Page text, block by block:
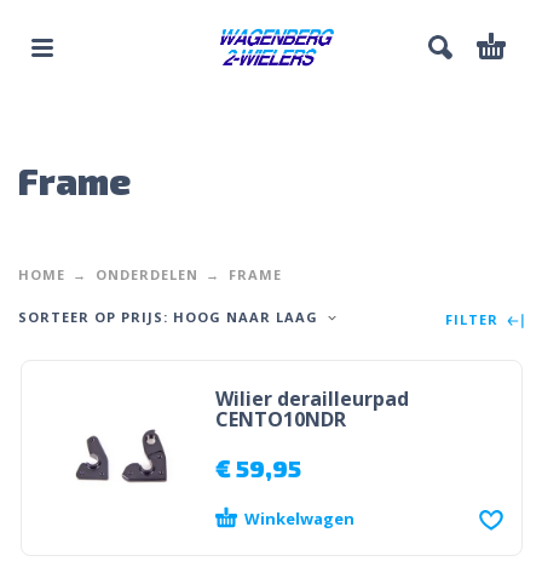
Frame
HOME ONDERDELEN FRAME
SORTEER OP PRIJS: HOOG NAAR LAAG FILTER
Wilier derailleurpad
CENTO10NDR
€59,95
Winkelwagen